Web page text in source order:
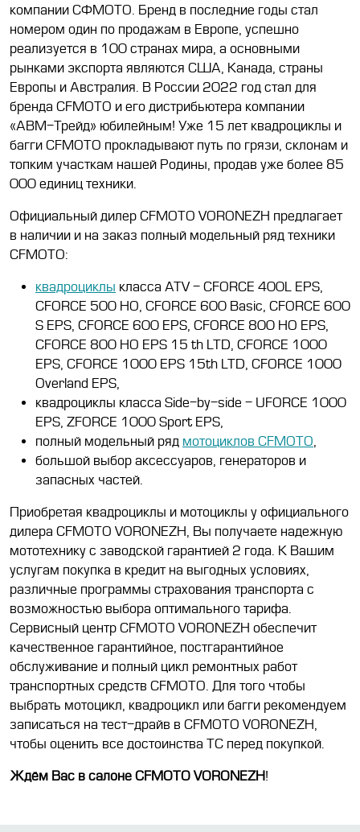
компании СФМОТО. Бренд в последние годы стал
номером один по продажам в Европе, успешно
реализуется в 100 странах мира, а основными
рынками экспорта являются США, Канада, страны
Европы и Австралия. В России 2022 год стал для
бренда CFMOTO и его дистрибьютера компании
«АВМ-Трейд» юбилейным! Уже 15 лет квадроциклы и
багги CFMOTO прокладывают путь по грязи, склонам и
топким участкам нашей Родины, продав уже более 85
000 единиц техники.
Официальный дилер CFMOTO VORONEZH предлагает
в наличии и на заказ полный модельный ряд техники
CFMOTO:
квадроциклы класса ATV - CFORCE 400L EPS,
CFORCE 500 HO, CFORCE 600 Basic, CFORCE 600
S EPS, CFORCE 600 EPS, CFORCE 800 HO EPS,
CFORCE 800 HO EPS 15 th LTD, CFORCE 1000
EPS, CFORCE 1000 EPS 15th LTD, CFORCE 1000
Overland EPS,
квадроциклы класса Side-by-side - UFORCE 1000
EPS, ZFORCE 1000 Sport EPS,
полный модельный ряд мотоциклов CFMOTO,
большой выбор аксессуаров, генераторов и
запасных частей.
Приобретая квадроциклы и мотоциклы у официального
дилера CFMOTO VORONEZH, Вы получаете надежную
мототехнику с заводской гарантией 2 года. К Вашим
услугам покупка в кредит на выгодных условиях,
различные программы страхования транспорта с
возможностью выбора оптимального тарифа.
Сервисный центр CFMOTO VORONEZH обеспечит
качественное гарантийное, постгарантийное
обслуживание и полный цикл ремонтных работ
транспортных средств CFMOTO. Для того чтобы
выбрать мотоцикл, квадроцикл или багги рекомендуем
записаться на тест-драйв в CFMOTO VORONEZH,
чтобы оценить все достоинства ТС перед покупкой.
Ждём Вас в салоне CFMOTO VORONEZH!